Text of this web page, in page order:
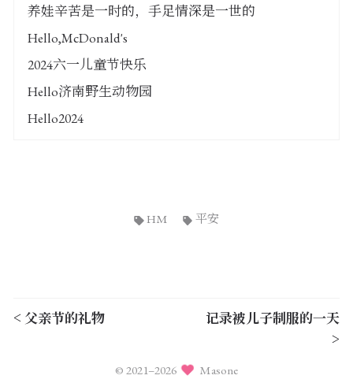
养娃辛苦是一时的，手足情深是一世的
Hello,McDonald's
2024六一儿童节快乐
Hello济南野生动物园
Hello2024
HM 平安
< 父亲节的礼物
记录被儿子制服的一天
>
© 2021–2026 Masone